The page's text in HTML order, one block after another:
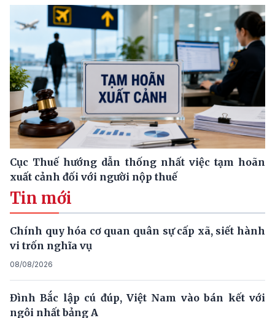
Cục Thuế hướng dẫn thống nhất việc tạm hoãn
xuất cảnh đối với người nộp thuế
Tin mới
Chính quy hóa cơ quan quân sự cấp xã, siết hành
vi trốn nghĩa vụ
08/08/2026
Đình Bắc lập cú đúp, Việt Nam vào bán kết với
ngôi nhất bảng A